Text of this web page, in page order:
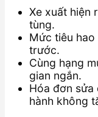
Xe xuất hiện
tùng.
Mức tiêu
trước.
Cùng hạng
gian ngắn.
Hóa đơn sửa
hành không